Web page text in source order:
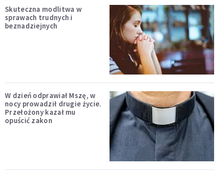
Skuteczna modlitwa w
sprawach trudnych i
beznadziejnych
W dzień odprawiał Mszę, w
nocy prowadził drugie życie.
Przełożony kazał mu
opuścić zakon